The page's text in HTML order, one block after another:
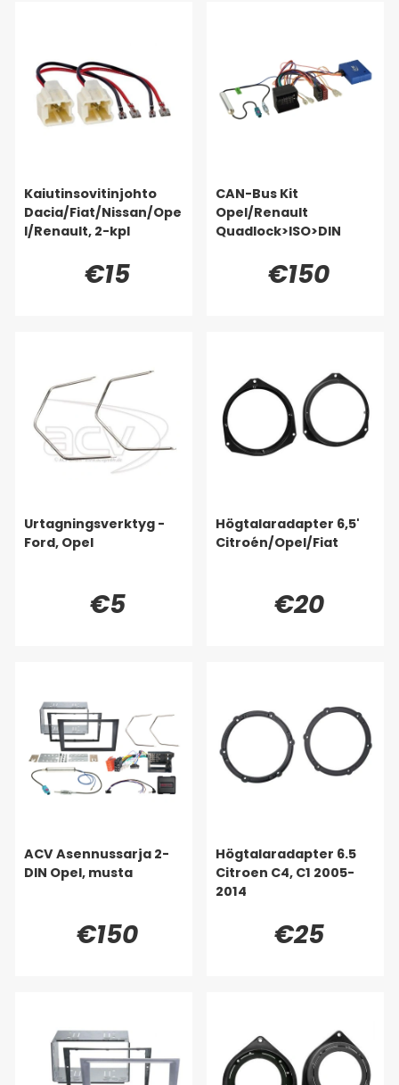
Kaiutinsovitinjohto
Dacia/Fiat/Nissan/Ope
l/Renault, 2-kpl
€15
CAN-Bus Kit
Opel/Renault
Quadlock>ISO>DIN
€150
Urtagningsverktyg -
Ford, Opel
€5
Högtalaradapter 6,5'
Citroén/Opel/Fiat
€20
ACV Asennussarja 2-
DIN Opel, musta
€150
Högtalaradapter 6.5
Citroen C4, C1 2005-
2014
€25